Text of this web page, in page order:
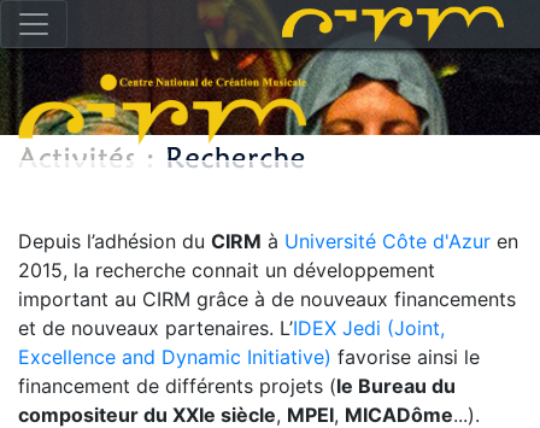
Depuis l’adhésion du CIRM à Université Côte d'Azur en
2015, la recherche connait un développement
important au CIRM grâce à de nouveaux financements
et de nouveaux partenaires. L’IDEX Jedi (Joint,
Excellence and Dynamic Initiative) favorise ainsi le
financement de différents projets (le Bureau du
compositeur du XXIe siècle, MPEI, MICADôme...).